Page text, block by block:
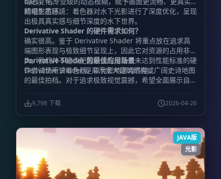
的电影质感。
精细生态环境：着色器对水下光影进行了深度优化，呈现
出极具真实感与细节深度的水下世界。
Derivative Shader 的硬件需求如何？
确实很高。鉴于 Derivative Shader 将重点放在追求高
端图形表现与极致细节呈现上，因此它对资源的占用非常
大。我们并不建议配置较低的设备或未达到性能标准的硬
件尝试使用该着色器，以免影响游戏性能。
Derivative Shader 的最佳应用场景
Derivative Shader 是展示宏大建筑结构或广阔史诗地图
的最佳拍档。对于追求极致视觉震撼，希望全面展示自己
择。9,798 下载 2026-04-26
JAVA版
光影